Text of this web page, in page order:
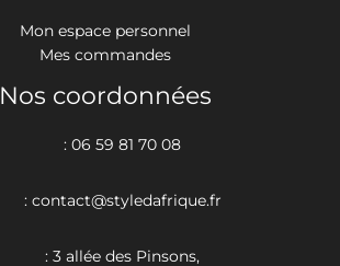
Mon espace personnel
Mes commandes
Nos coordonnées
: 06 59 81 70 08
: contact@styledafrique.fr
: 3 allée des Pinsons,